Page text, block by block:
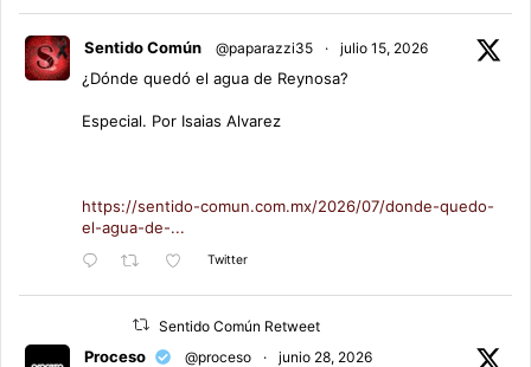
Sentido Común @paparazzi35 · julio 15, 2026
¿Dónde quedó el agua de Reynosa?
Especial. Por Isaias Alvarez
https://sentido-comun.com.mx/2026/07/donde-quedo-
el-agua-de-...
Twitter
Sentido Común Retweet
Proceso @proceso · junio 28, 2026